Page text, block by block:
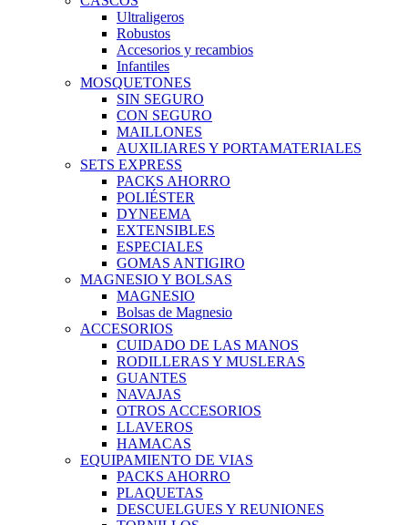
Ultraligeros
Robustos
Accesorios y recambios
Infantiles
MOSQUETONES
SIN SEGURO
CON SEGURO
MAILLONES
AUXILIARES Y PORTAMATERIALES
SETS EXPRESS
PACKS AHORRO
POLIÉSTER
DYNEEMA
EXTENSIBLES
ESPECIALES
GOMAS ANTIGIRO
MAGNESIO Y BOLSAS
MAGNESIO
Bolsas de Magnesio
ACCESORIOS
CUIDADO DE LAS MANOS
RODILLERAS Y MUSLERAS
GUANTES
NAVAJAS
OTROS ACCESORIOS
LLAVEROS
HAMACAS
EQUIPAMIENTO DE VIAS
PACKS AHORRO
PLAQUETAS
DESCUELGUES Y REUNIONES